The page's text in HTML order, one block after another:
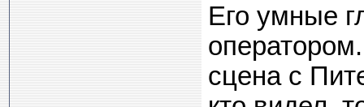
Его умные
сцена с